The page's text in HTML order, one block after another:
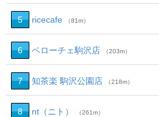
5 ricecafe （81m）
6 ベローチェ駒沢店 （203m）
7 知茶楽 駒沢公園店 （218m）
8 nt（ニト） （261m）